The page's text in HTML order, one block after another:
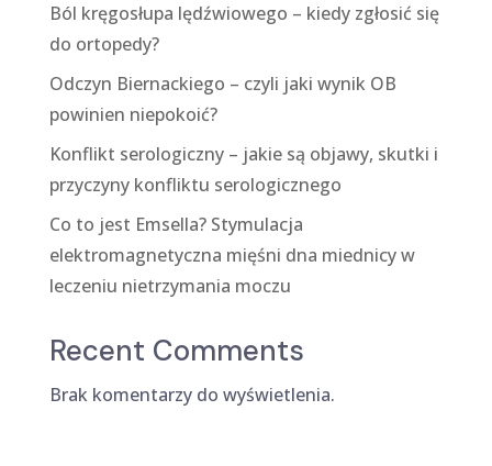
Ból kręgosłupa lędźwiowego – kiedy zgłosić się
do ortopedy?
Odczyn Biernackiego – czyli jaki wynik OB
powinien niepokoić?
Konflikt serologiczny – jakie są objawy, skutki i
przyczyny konfliktu serologicznego
Co to jest Emsella? Stymulacja
elektromagnetyczna mięśni dna miednicy w
leczeniu nietrzymania moczu
Recent Comments
Brak komentarzy do wyświetlenia.